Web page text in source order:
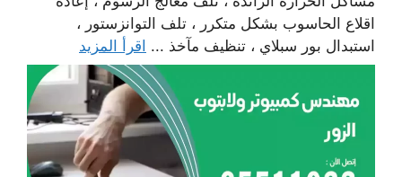
اقلاع الحاسوب بشكل متكرر ، تلف التوانزستور ،
استبدال بور سبلاي ، تنظيف مآخذ ... اقرأ المزيد